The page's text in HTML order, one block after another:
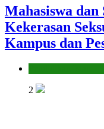
Mahasiswa
Kekerasan
Kampus dan
2